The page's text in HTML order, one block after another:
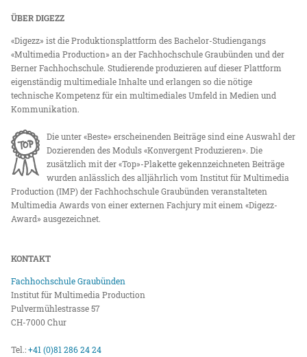
ÜBER DIGEZZ
«Digezz» ist die Produktionsplattform des Bachelor-Studiengangs
«Multimedia Production» an der Fachhochschule Graubünden und der
Berner Fachhochschule. Studierende produzieren auf dieser Plattform
eigenständig multimediale Inhalte und erlangen so die nötige
technische Kompetenz für ein multimediales Umfeld in Medien und
Kommunikation.
Die unter «Beste» erscheinenden Beiträge sind eine Auswahl der
Dozierenden des Moduls «Konvergent Produzieren». Die
zusätzlich mit der «Top»-Plakette gekennzeichneten Beiträge
wurden anlässlich des alljährlich vom Institut für Multimedia
Production (IMP) der Fachhochschule Graubünden veranstalteten
Multimedia Awards von einer externen Fachjury mit einem «Digezz-
Award» ausgezeichnet.
KONTAKT
Fachhochschule Graubünden
Institut für Multimedia Production
Pulvermühlestrasse 57
CH-7000 Chur
Tel.:+41 (0)81 286 24 24